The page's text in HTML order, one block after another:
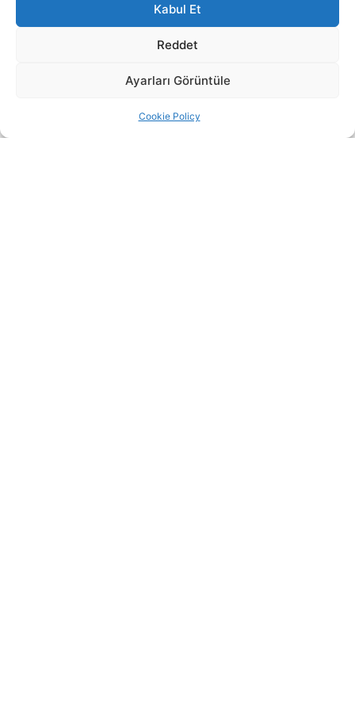
Kabul Et
Reddet
Ayarları Görüntüle
Cookie Policy